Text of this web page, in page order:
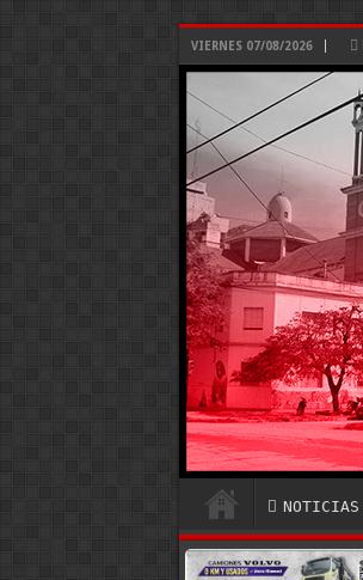
VIERNES 07/08/2026
NOTICIAS